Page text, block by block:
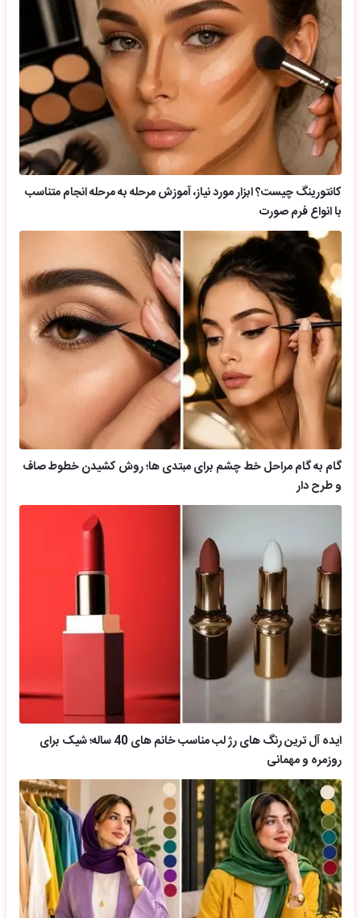
کانتورینگ چیست؟ ابزار مورد نیاز، آموزش مرحله به مرحله انجام متناسب
با انواع فرم صورت
گام به گام مراحل خط چشم برای مبتدی ها؛ روش کشیدن خطوط صاف
و طرح دار
ایده آل ترین رنگ های رژ لب مناسب خانم های 40 ساله؛ شیک برای
روزمره و مهمانی